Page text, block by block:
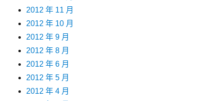
2012 年 11 月
2012 年 10 月
2012 年 9 月
2012 年 8 月
2012 年 6 月
2012 年 5 月
2012 年 4 月